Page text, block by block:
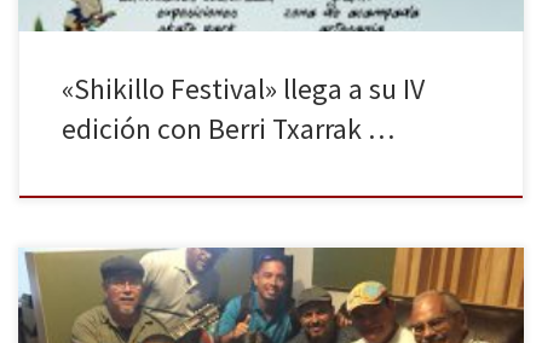
«Shikillo Festival» llega a su IV
edición con Berri Txarrak …